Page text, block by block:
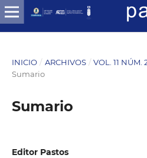
INICIO / ARCHIVOS / VOL. 11 NÚM.
Sumario
Sumario
Editor Pastos